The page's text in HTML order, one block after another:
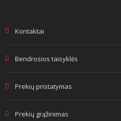
Kontaktai
Bendrosios taisyklės
Prekių pristatymas
Prekių grąžinimas